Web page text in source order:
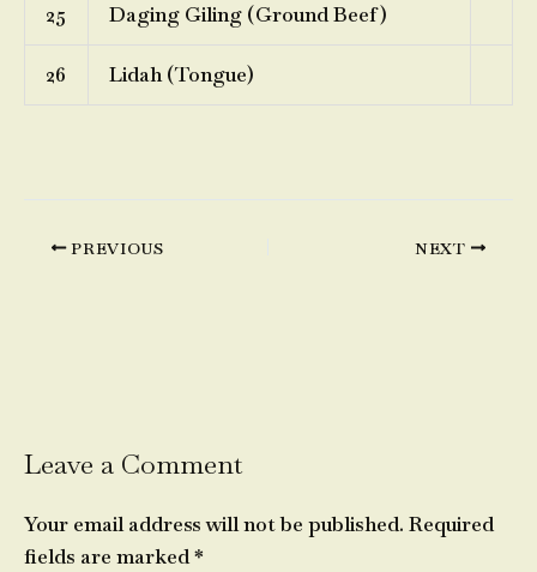
25 Daging Giling (Ground Beef)
26 Lidah (Tongue)
PREVIOUS NEXT
Leave a Comment
Your email address will not be published. Required
fields are marked*